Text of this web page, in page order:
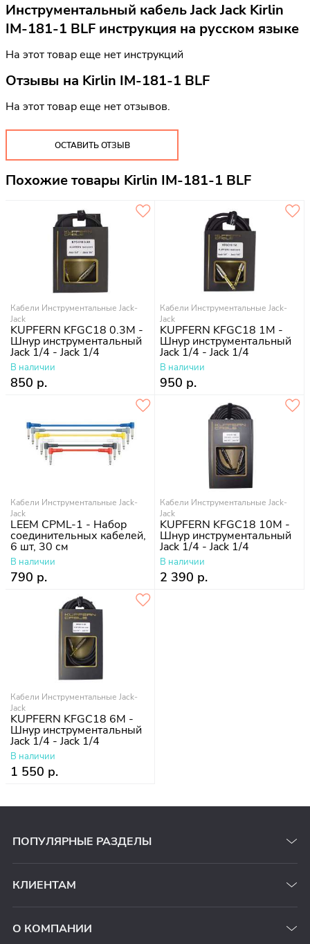
Инструментальный кабель Jack Jack Kirlin
IM-181-1 BLF инструкция на русском языке
На этот товар еще нет инструкций
Отзывы на Kirlin IM-181-1 BLF
На этот товар еще нет отзывов.
ОСТАВИТЬ ОТЗЫВ
Похожие товары Kirlin IM-181-1 BLF
Кабели Инструментальные Jack-
Jack
KUPFERN KFGC18 0.3M -
Шнур инструментальный
Jack 1/4 - Jack 1/4
В наличии
850 р.
Кабели Инструментальные Jack-
Jack
KUPFERN KFGC18 1M -
Шнур инструментальный
Jack 1/4 - Jack 1/4
В наличии
950 р.
Кабели Инструментальные Jack-
Jack
LEEM CPML-1 - Набор
соединительных кабелей,
6 шт, 30 см
В наличии
790 р.
Кабели Инструментальные Jack-
Jack
KUPFERN KFGC18 10M -
Шнур инструментальный
Jack 1/4 - Jack 1/4
В наличии
2 390 р.
Кабели Инструментальные Jack-
Jack
KUPFERN KFGC18 6M -
Шнур инструментальный
Jack 1/4 - Jack 1/4
В наличии
1 550 р.
ПОПУЛЯРНЫЕ РАЗДЕЛЫ
КЛИЕНТАМ
О КОМПАНИИ